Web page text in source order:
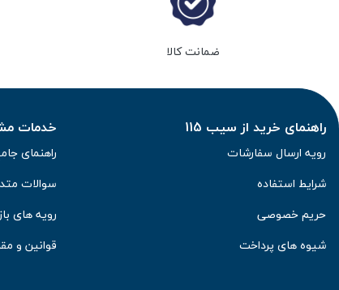
ضمانت کالا
راهنمای خرید از سیب 115
رویه ارسال سفارشات
شرایط استفاده
حریم خصوصی
شیوه های پرداخت
خدمات
راهنمای
سوالات
رویه های
قوانین و